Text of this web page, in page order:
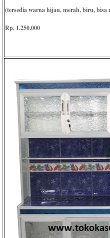
(tersedia warna hijau, merah, biru, bisa
Rp. 1.250.000